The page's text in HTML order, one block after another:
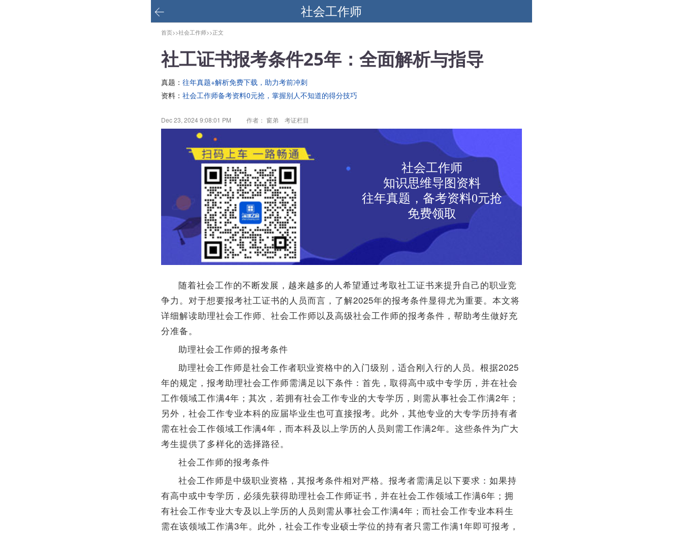
社会工作师
首页>>社会工作师>>正文
社工证书报考条件25年：全面解析与指导
真题： 往年真题+解析免费下载，助力考前冲刺
资料： 社会工作师备考资料0元抢，掌握别人不知道的得分技巧
Dec 23, 2024 9:08:01 PM 作者： 窗弟 考证栏目
社会工作师
知识思维导图资料
往年真题，备考资料0元抢
免费领取
随着社会工作的不断发展，越来越多的人希望通过考取社工证书来提升自己的职业竞
争力。对于想要报考社工证书的人员而言，了解2025年的报考条件显得尤为重要。本文将
详细解读助理社会工作师、社会工作师以及高级社会工作师的报考条件，帮助考生做好充
分准备。
助理社会工作师的报考条件
助理社会工作师是社会工作者职业资格中的入门级别，适合刚入行的人员。根据2025
年的规定，报考助理社会工作师需满足以下条件：首先，取得高中或中专学历，并在社会
工作领域工作满4年；其次，若拥有社会工作专业的大专学历，则需从事社会工作满2年；
另外，社会工作专业本科的应届毕业生也可直接报考。此外，其他专业的大专学历持有者
需在社会工作领域工作满4年，而本科及以上学历的人员则需工作满2年。这些条件为广大
考生提供了多样化的选择路径。
社会工作师的报考条件
社会工作师是中级职业资格，其报考条件相对严格。报考者需满足以下要求：如果持
有高中或中专学历，必须先获得助理社会工作师证书，并在社会工作领域工作满6年；拥
有社会工作专业大专及以上学历的人员则需从事社会工作满4年；而社会工作专业本科生
需在该领域工作满3年。此外，社会工作专业硕士学位的持有者只需工作满1年即可报考，